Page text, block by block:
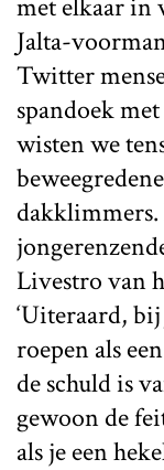
Jalta-
Twitter
spandoek
wisten we
dakklimmers.
Livestro van
‘Uiteraard,
roepen als
de schuld is
gewoon de
als je een